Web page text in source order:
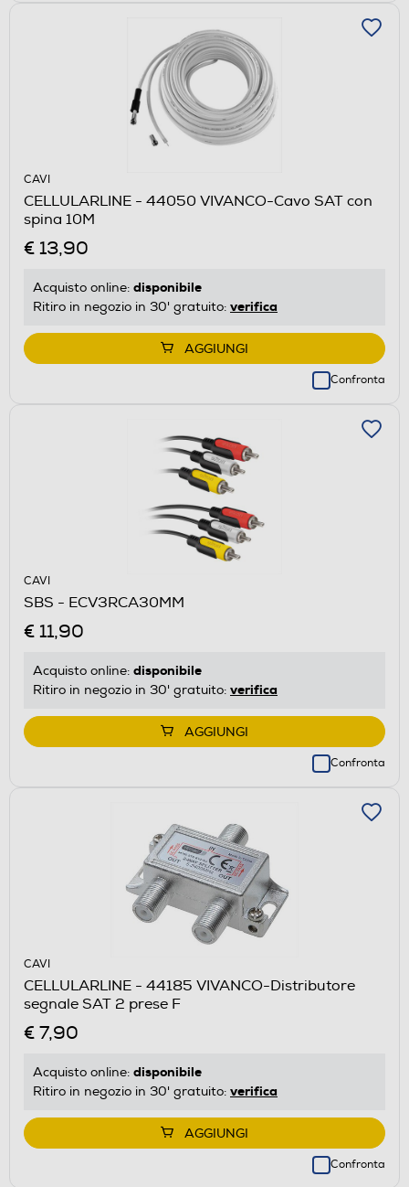
CAVI
CELLULARLINE - 44050 VIVANCO-Cavo SAT con
spina 10M
€ 13,90
Acquisto online: disponibile
Ritiro in negozio in 30' gratuito: verifica
AGGIUNGI
Confronta
CAVI
SBS - ECV3RCA30MM
€ 11,90
Acquisto online: disponibile
Ritiro in negozio in 30' gratuito: verifica
AGGIUNGI
Confronta
CAVI
CELLULARLINE - 44185 VIVANCO-Distributore
segnale SAT 2 prese F
€ 7,90
Acquisto online: disponibile
Ritiro in negozio in 30' gratuito: verifica
AGGIUNGI
Confronta